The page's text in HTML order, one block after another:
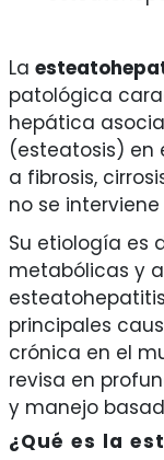
La
patológica
hepática
(esteatosis) en
a fibrosis,
no se
Su etiología es
metabólicas y
principales
crónica en el
revisa en
y manejo
¿Qué es la